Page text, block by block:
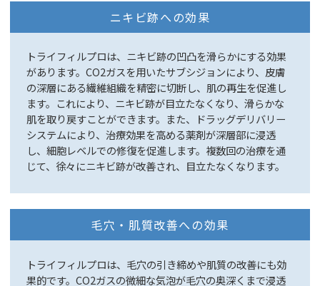
ニキビ跡への効果
トライフィルプロは、ニキビ跡の凹凸を滑らかにする効果
があります。CO2ガスを用いたサブシジョンにより、皮膚
の深層にある繊維組織を精密に切断し、肌の再生を促進し
ます。これにより、ニキビ跡が目立たなくなり、滑らかな
肌を取り戻すことができます。また、ドラッグデリバリー
システムにより、治療効果を高める薬剤が深層部に浸透
し、細胞レベルでの修復を促進します。複数回の治療を通
じて、徐々にニキビ跡が改善され、目立たなくなります。
毛穴・肌質改善への効果
トライフィルプロは、毛穴の引き締めや肌質の改善にも効
果的です。CO2ガスの微細な気泡が毛穴の奥深くまで浸透